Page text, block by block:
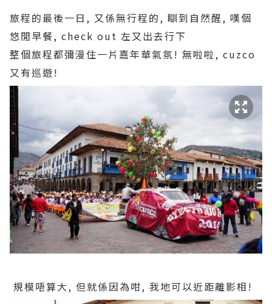
旅程的最後一日, 又係無行程的, 瞓到自然醒, 嘆個
悠閒早餐, check out 左又出去行下
整個旅程都彌漫住一片嘉年華氣氛! 無啦啦, cuzco
又有巡遊!
規模唔算大, 但就係因為咁, 我地可以近距離影相!